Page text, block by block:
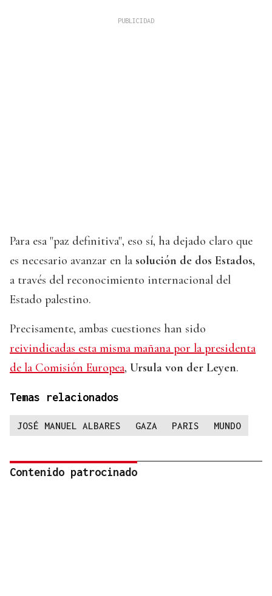
Para esa "paz definitiva", eso sí, ha dejado claro que
es necesario avanzar en la solución de dos Estados,
a través del reconocimiento internacional del
Estado palestino.
Precisamente, ambas cuestiones han sido
reivindicadas esta misma mañana por la presidenta
de la Comisión Europea, Ursula von der Leyen.
Temas relacionados
JOSÉ MANUEL ALBARES GAZA PARIS MUNDO
Contenido patrocinado